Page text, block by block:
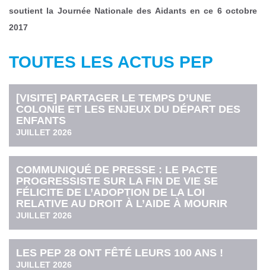
soutient la Journée Nationale des Aidants en ce 6 octobre
2017
TOUTES LES ACTUS PEP
[VISITE] PARTAGER LE TEMPS D’UNE
COLONIE ET LES ENJEUX DU DÉPART DES
ENFANTS
JUILLET 2026
COMMUNIQUÉ DE PRESSE : LE PACTE
PROGRESSISTE SUR LA FIN DE VIE SE
FÉLICITE DE L’ADOPTION DE LA LOI
RELATIVE AU DROIT À L’AIDE À MOURIR
JUILLET 2026
LES PEP 28 ONT FÊTÉ LEURS 100 ANS !
JUILLET 2026